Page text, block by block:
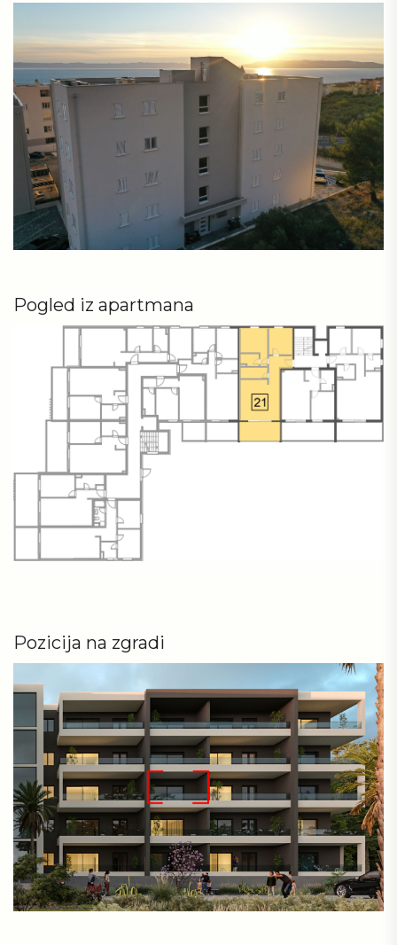
Pogled iz apartmana
Pozicija na zgradi